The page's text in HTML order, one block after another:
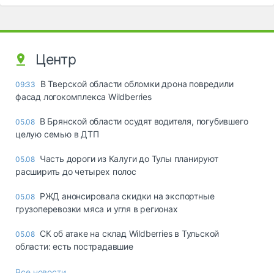
Центр
09:33
В Тверской области обломки дрона повредили
фасад логокомплекса Wildberries
05.08 В Брянской области осудят водителя, погубившего
целую семью в ДТП
05.08 Часть дороги из Калуги до Тулы планируют
расширить до четырех полос
05.08 РЖД анонсировала скидки на экспортные
грузоперевозки мяса и угля в регионах
05.08 СК об атаке на склад Wildberries в Тульской
области: есть пострадавшие